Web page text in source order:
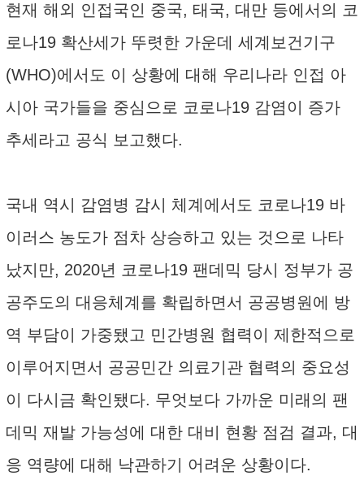
현재 해외 인접국인 중국, 태국, 대만 등에서의 코
로나19 확산세가 뚜렷한 가운데 세계보건기구
(WHO)에서도 이 상황에 대해 우리나라 인접 아
시아 국가들을 중심으로 코로나19 감염이 증가
추세라고 공식 보고했다.
국내 역시 감염병 감시 체계에서도 코로나19 바
이러스 농도가 점차 상승하고 있는 것으로 나타
났지만, 2020년 코로나19 팬데믹 당시 정부가 공
공주도의 대응체계를 확립하면서 공공병원에 방
역 부담이 가중됐고 민간병원 협력이 제한적으로
이루어지면서 공공민간 의료기관 협력의 중요성
이 다시금 확인됐다. 무엇보다 가까운 미래의 팬
데믹 재발 가능성에 대한 대비 현황 점검 결과, 대
응 역량에 대해 낙관하기 어려운 상황이다.